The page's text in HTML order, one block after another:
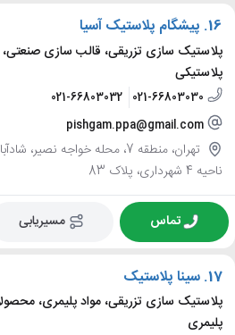
16. پیشگام پلاستیک آسیا
پلاستیک سازی تزریقی، قالب سازی
پلاستیکی
021-66803030
021-66803032
pishgam.ppa@gmail.com
ناحیه 4 شهرداری، پلاک 83
تماس مسیریابی
17. سینا پلاستیک
پلاستیک سازی تزریقی، مواد پلیمری،
پلیمری